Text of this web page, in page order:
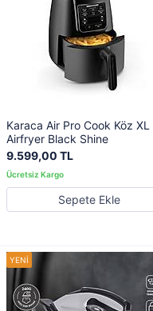
Karaca Air Pro Cook Köz XL
Airfryer Black Shine
9.599,00 TL
Sepete Ekle